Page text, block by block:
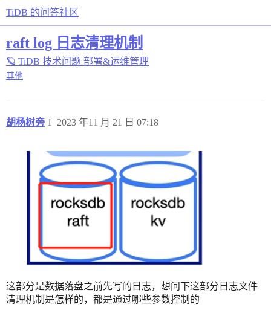
TiDB 的问答社区
raft log 日志清理机制
🪐 TiDB 技术问题 部署&运维管理
其他
胡杨树旁 2023 年11 月 21 日 07:18
1
这部分是数据落盘之前先写的日志，想问下这部分日志文件
清理机制是怎样的，都是通过哪些参数控制的